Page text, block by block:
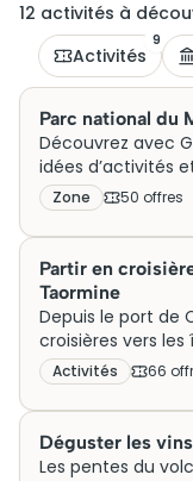
12 activités à
Activités
9
Parc national du
Découvrez avec
idées d’activités
du Mont Etna,
en couple. Entre
expériences
voyage
Zone 50 offres
Partir en
Taormine
Depuis le port de
croisières vers
une lecture
insoupçonnée
activité, les eaux
perchées de
chaque escale
Activités 66
Déguster les
Les pentes du